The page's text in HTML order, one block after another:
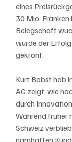
eines
30 Mio.
Belegschaft
wurde der
gekrönt.
Kurt Bobst hob
AG zeigt, wie
durch
Während früher
Schweiz
namhaften